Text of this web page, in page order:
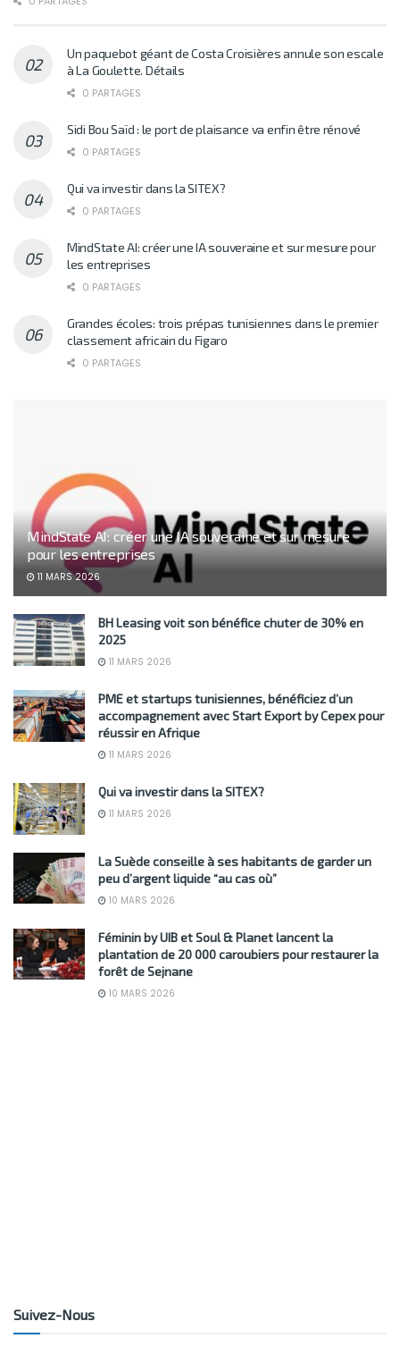
Un paquebot géant de Costa Croisières annule son escale
à La Goulette. Détails
0 PARTAGES
Sidi Bou Saïd : le port de plaisance va enfin être rénové
0 PARTAGES
Qui va investir dans la SITEX?
0 PARTAGES
MindState AI: créer une IA souveraine et sur mesure pour
les entreprises
0 PARTAGES
Grandes écoles: trois prépas tunisiennes dans le premier
classement africain du Figaro
0 PARTAGES
MindState AI: créer une IA souveraine et sur mesure
pour les entreprises
11 MARS 2026
BH Leasing voit son bénéfice chuter de 30% en
2025
11 MARS 2026
PME et startups tunisiennes, bénéficiez d’un
accompagnement avec Start Export by Cepex pour
réussir en Afrique
11 MARS 2026
Qui va investir dans la SITEX?
11 MARS 2026
La Suède conseille à ses habitants de garder un
peu d’argent liquide “au cas où”
10 MARS 2026
Féminin by UIB et Soul & Planet lancent la
plantation de 20 000 caroubiers pour restaurer la
forêt de Sejnane
10 MARS 2026
Suivez-Nous